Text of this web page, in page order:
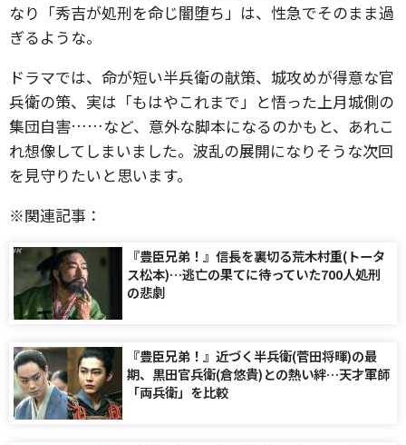
なり「秀吉が処刑を命じ闇堕ち」は、性急でそのまま過
ぎるような。
ドラマでは、命が短い半兵衛の献策、城攻めが得意な官
兵衛の策、実は「もはやこれまで」と悟った上月城側の
集団自害……など、意外な脚本になるのかもと、あれこ
れ想像してしまいました。波乱の展開になりそうな次回
を見守りたいと思います。
※関連記事：
『豊臣兄弟！』信長を裏切る荒木村重(トータ
ス松本)…逃亡の果てに待っていた700人処刑
の悲劇
『豊臣兄弟！』近づく半兵衛(菅田将暉)の最
期、黒田官兵衛(倉悠貴)との熱い絆…天才軍師
「両兵衛」を比較